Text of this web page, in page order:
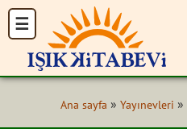
Ana sayfa » Yayınevleri »